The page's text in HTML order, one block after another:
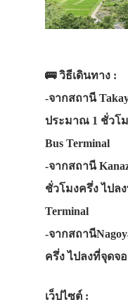
🚌 วิธีเดินทาง :
-จากสถานี
ประมาณ 1 ชั่วโม
Bus Terminal
-จากสถานี
ชั่วโมงครึ่ง ไปล
Terminal
-จากสถานี
ครึ่ง ไปลงที่จุดจอ
เว็ปไซต์ :